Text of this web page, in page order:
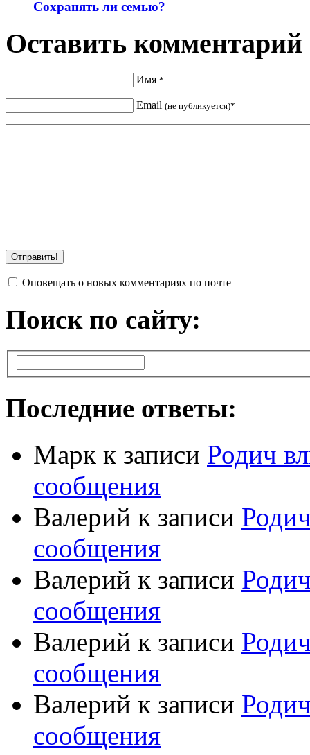
Сохранять ли семью?
Оставить комментарий
Имя *
Email (не публикуется)*
Оповещать о новых комментариях по почте
Поиск по сайту:
Последние ответы:
Марк к записи Родич
сообщения
Валерий к записи
сообщения
Валерий к записи
сообщения
Валерий к записи
сообщения
Валерий к записи
сообщения